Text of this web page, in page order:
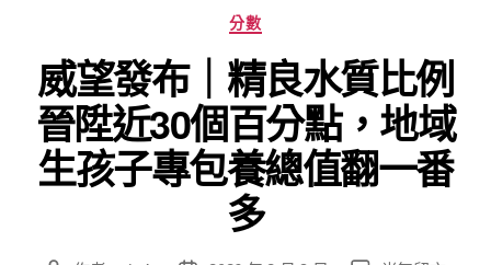
分
類
分數
威望發布｜精良水質比例
晉陞近30個百分點，地域
生孩子專包養總值翻一番
多